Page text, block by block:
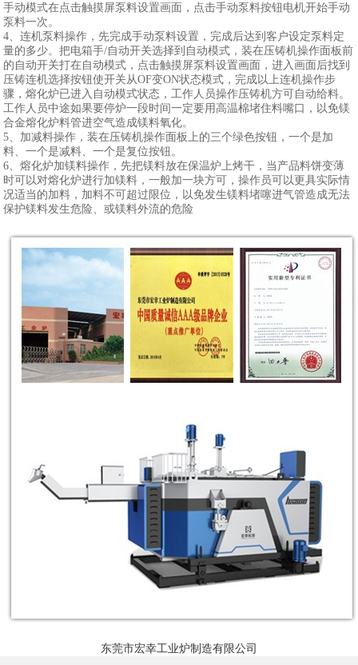
手动模式在点击触摸屏泵料设置画面，点击手动泵料按钮电机开始手动
泵料一次。
4、连机泵料操作，先完成手动泵料设置，完成后达到客户设定泵料定
量的多少。把电箱手/自动开关选择到自动模式，装在压铸机操作面板前
的自动开关打在自动模式，点击触摸屏泵料设置画面，进入画面后找到
压铸连机选择按钮使开关从OF变ON状态模式，完成以上连机操作步
骤，熔化炉已进入自动模式状态，工作人员操作压铸机方可自动给料。
工作人员中途如果要停炉一段时间一定要用高温棉堵住料嘴口，以免镁
合金熔化炉料管进空气造成镁料氧化。
5、加减料操作，装在压铸机操作面板上的三个绿色按钮，一个是加
料、一个是减料、一个是复位按钮。
6、熔化炉加镁料操作，先把镁料放在保温炉上烤干，当产品料饼变薄
时可以对熔化炉进行加镁料，一般加一块方可，操作员可以更具实际情
况适当的加料，加料不可超过限位，以免发生镁料堵噻进气管造成无法
保护镁料发生危险、或镁料外流的危险
东莞市宏幸工业炉制造有限公司